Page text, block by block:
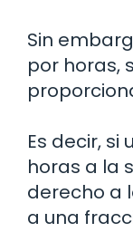
Sin
por horas,
Es decir,
horas a la
derecho a
a una